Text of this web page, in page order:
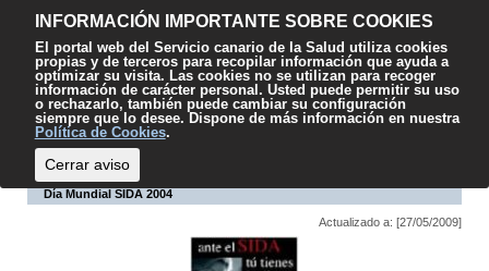
Contenido Accesibilidad Mapa web Contacto Sugerencias
SCS
Escuchar
INFORMACIÓN IMPORTANTE SOBRE COOKIES
El portal web del Servicio canario de la Salud utiliza cookies
propias y de terceros para recopilar información que ayuda a
optimizar su visita. Las cookies no se utilizan para recoger
información de carácter personal. Usted puede permitir su uso
o rechazarlo, también puede cambiar su configuración
siempre que lo desee. Dispone de más información en nuestra
Política de Cookies.
Cerrar aviso
Día Mundial SIDA 2004
Actualizado a: [27/05/2009]